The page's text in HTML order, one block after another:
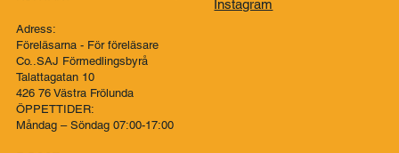
KONTAKT
Adress:
Föreläsarna - För föreläsare
Co..SAJ Förmedlingsbyrå
Talattagatan 10
426 76 Västra Frölunda